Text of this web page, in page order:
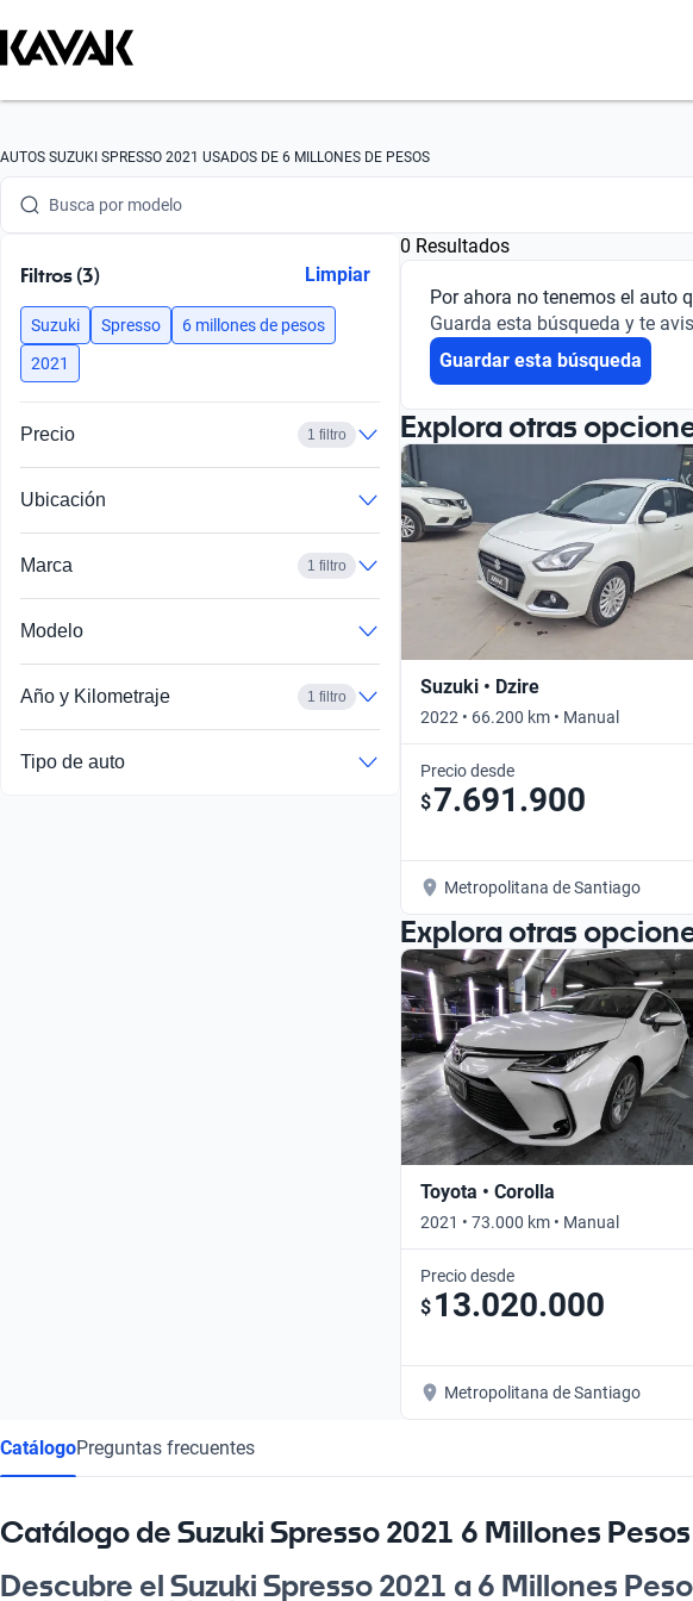
AUTOS SUZUKI SPRESSO 2021 USADOS DE 6 MILLONES DE PESOS
Busca por marca
Busca por modelo
Busca por año
Busca por marca
Busca por versión
Filtros (3) Limpiar
Suzuki Spresso
6 millones de pesos
2021
Precio 1 filtro
Ubicación
Marca 1 filtro
Modelo
Año y Kilometraje 1 filtro
Tipo de auto
0 Resultados
Por ahora no tenemos el auto
Guarda esta búsqueda y te
Guardar esta búsqueda
Explora otras
Suzuki • Dzire
2022 • 66.200 km • Manual
Precio desde
$7.691.900
Metropolitana de Santiago
Explora otras
Toyota • Corolla
2021 • 73.000 km • Manual
Precio desde
$ 13.020.000
Metropolitana de Santiago
CatálogoPreguntas frecuentes
Catálogo de Suzuki Spresso 2021 6 Millones Pesos
Descubre el Suzuki Spresso 2021 a 6 Millones